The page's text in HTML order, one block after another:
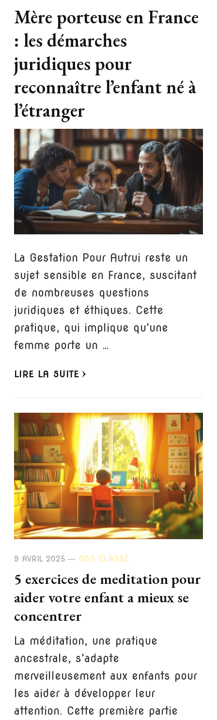
Mère porteuse en France
: les démarches
juridiques pour
reconnaître l’enfant né à
l’étranger
La Gestation Pour Autrui reste un
sujet sensible en France, suscitant
de nombreuses questions
juridiques et éthiques. Cette
pratique, qui implique qu'une
femme porte un …
LIRE LA SUITE
9 AVRIL 2025 NON CLASSÉ
5 exercices de meditation pour
aider votre enfant a mieux se
concentrer
La méditation, une pratique
ancestrale, s'adapte
merveilleusement aux enfants pour
les aider à développer leur
attention. Cette première partie